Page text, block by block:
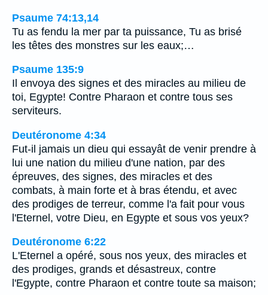
Psaume 74:13,14
Tu as fendu la mer par ta puissance, Tu as brisé
les têtes des monstres sur les eaux;…
Psaume 135:9
Il envoya des signes et des miracles au milieu de
toi, Egypte! Contre Pharaon et contre tous ses
serviteurs.
Deutéronome 4:34
Fut-il jamais un dieu qui essayât de venir prendre à
lui une nation du milieu d'une nation, par des
épreuves, des signes, des miracles et des
combats, à main forte et à bras étendu, et avec
des prodiges de terreur, comme l'a fait pour vous
l'Eternel, votre Dieu, en Egypte et sous vos yeux?
Deutéronome 6:22
L'Eternel a opéré, sous nos yeux, des miracles et
des prodiges, grands et désastreux, contre
l'Egypte, contre Pharaon et contre toute sa maison;